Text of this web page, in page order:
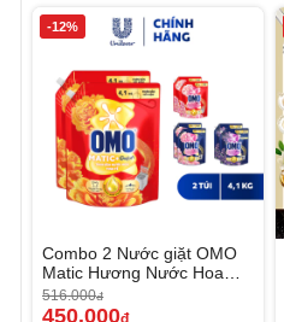
-12%
Combo 2 Nước giặt OMO
Matic Hương Nước Hoa
Comfort 4.1KG
516.000đ
450.000đ